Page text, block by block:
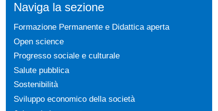
Naviga la sezione
Formazione Permanente e Didattica aperta
Open science
Progresso sociale e culturale
Salute pubblica
Sostenibilità
Sviluppo economico della società